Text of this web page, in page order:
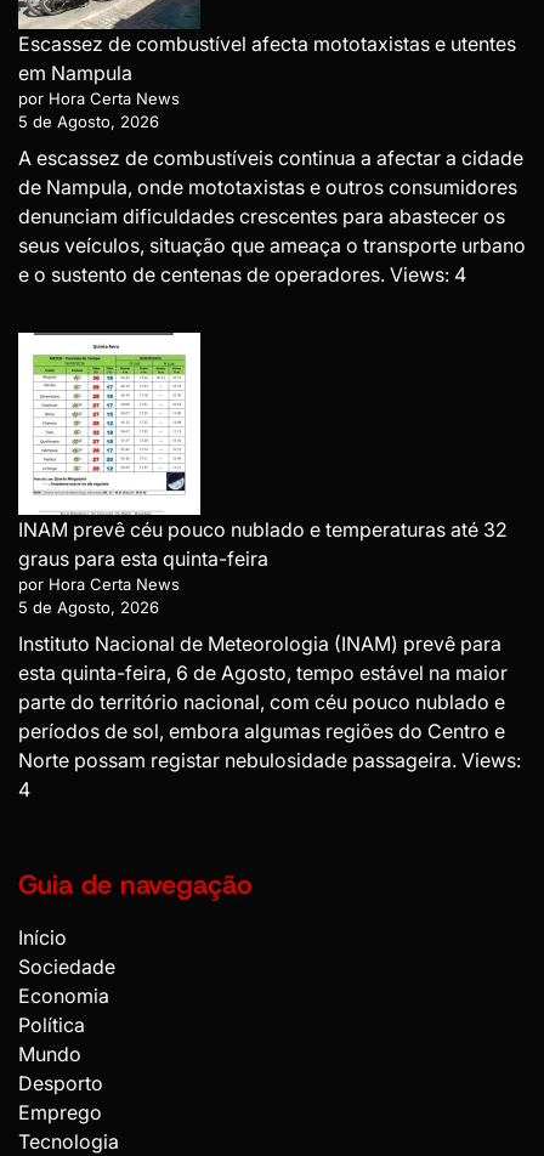
Escassez de combustível afecta mototaxistas e utentes
em Nampula
por Hora Certa News
5 de Agosto, 2026
A escassez de combustíveis continua a afectar a cidade
de Nampula, onde mototaxistas e outros consumidores
denunciam dificuldades crescentes para abastecer os
seus veículos, situação que ameaça o transporte urbano
e o sustento de centenas de operadores. Views: 4
INAM prevê céu pouco nublado e temperaturas até 32
graus para esta quinta-feira
por Hora Certa News
5 de Agosto, 2026
Instituto Nacional de Meteorologia (INAM) prevê para
esta quinta-feira, 6 de Agosto, tempo estável na maior
parte do território nacional, com céu pouco nublado e
períodos de sol, embora algumas regiões do Centro e
Norte possam registar nebulosidade passageira. Views:
4
Guia de navegação
Início
Sociedade
Economia
Política
Mundo
Desporto
Emprego
Tecnologia